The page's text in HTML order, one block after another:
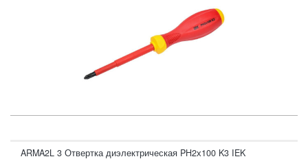
ARMA2L 3 Отвертка диэлектрическая PH2х100 K3 IEK